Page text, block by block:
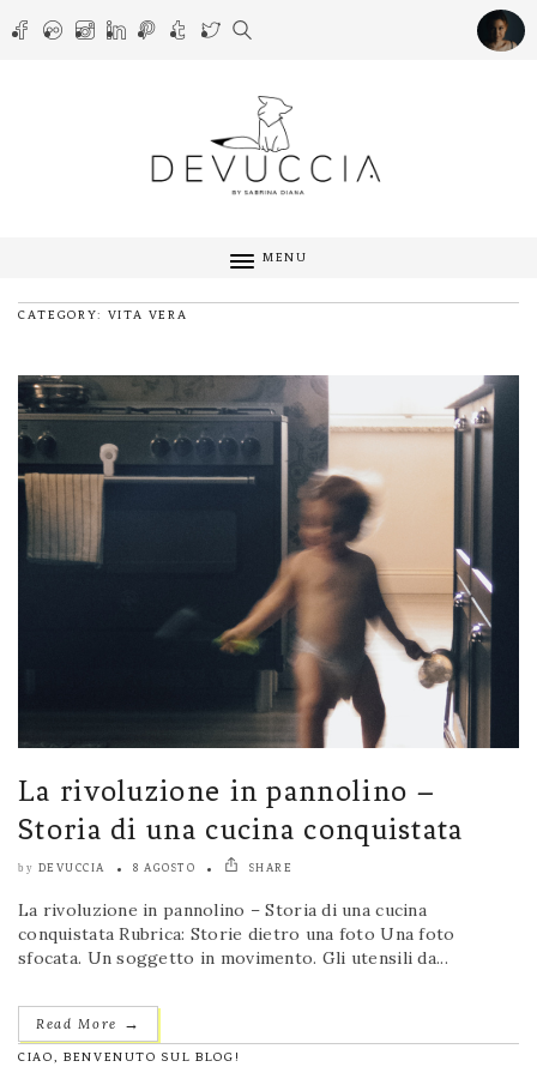
MENU
CATEGORY: VITA VERA
La rivoluzione in pannolino –
Storia di una cucina conquistata
by DEVUCCIA 8 AGOSTO SHARE
La rivoluzione in pannolino – Storia di una cucina
conquistata Rubrica: Storie dietro una foto Una foto
sfocata. Un soggetto in movimento. Gli utensili da...
Read More →
CIAO, BENVENUTO SUL BLOG!